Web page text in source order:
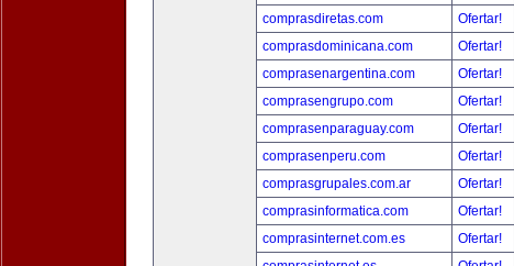
comprasdiretas.com
Ofertar!
comprasdominicana.com
Ofertar!
comprasenargentina.com
Ofertar!
comprasengrupo.com
Ofertar!
comprasenparaguay.com
Ofertar!
comprasenperu.com
Ofertar!
comprasgrupales.com.ar
Ofertar!
comprasinformatica.com
Ofertar!
comprasinternet.com.es
Ofertar!